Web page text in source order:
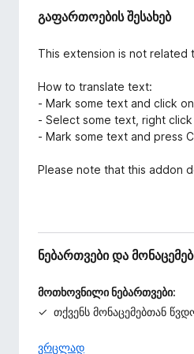
ა
ე
ე
ბ
ი
გაფართოების შესახებ
This extension is not related
How to translate text:
- Mark some text and click
- Select some text, right
- Mark some text and press
Please note that this addon
ნებართვები და
მოთხოვნილი ნებართვები:
თქვენს მონაცემებთან
ვრცლად